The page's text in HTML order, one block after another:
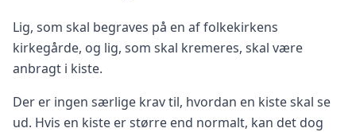
Lig, som skal begraves på en af folkekirkens
kirkegårde, og lig, som skal kremeres, skal være
anbragt i kiste.
Der er ingen særlige krav til, hvordan en kiste skal se
ud. Hvis en kiste er større end normalt, kan det dog